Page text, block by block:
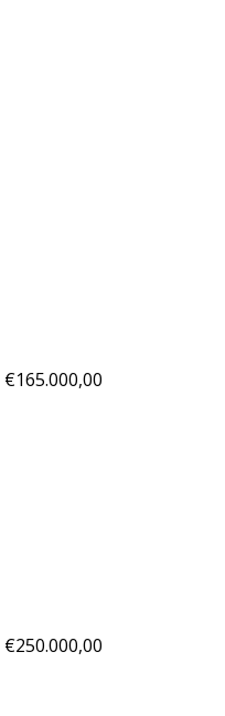
€165.000,00
€250.000,00